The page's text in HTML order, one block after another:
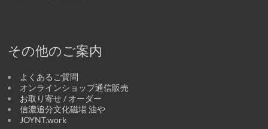
その他のご案内
よくあるご質問
オンラインショップ通信販売
お取り寄せ / オーダー
信濃追分文化磁場 油や
JOYNT.work